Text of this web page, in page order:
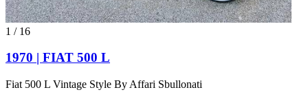
1 / 16
1970 | FIAT 500 L
Fiat 500 L Vintage Style By Affari Sbullonati